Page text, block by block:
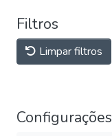
Filtros
Limpar filtros
Configurações